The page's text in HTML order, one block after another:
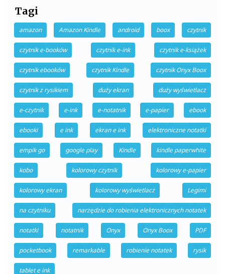
Tagi
amazon Amazon Kindle android boox czytnik
czytnik e-booków czytnik e-ink czytnik e-książek
czytnik ebooków czytnik Kindle czytnik Onyx Boox
czytnik z rysikiem duży ekran duży wyświetlacz
e-czytnik e-ink e-notatnik e-papier ebook
ebooki e ink ekran e ink elektroniczne notatki
empik go google play Kindle kindle paperwhite
kobo kolorowy czytnik kolorowy e-papier
kolorowy ekran kolorowy wyświetlacz Legimi
na czytniku narzędzie do robienia elektronicznych notatek
notatki notatnik Onyx Onyx Boox PDF
pocketbook remarkable robienie notatek rysik
tablet e ink